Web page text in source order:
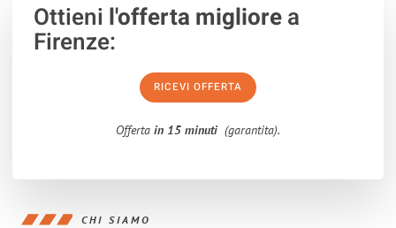
Ottieni l'offerta migliorea
Firenze:
RICEVI OFFERTA
Offerta in 15 minuti (garantita).
CHI SIAMO